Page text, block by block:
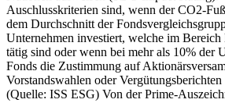
Auschlusskriterien sind, wenn der CO2-
dem Durchschnitt der
Unternehmen investiert, welche im Bereich
tätig sind oder wenn bei mehr als 10% der
Fonds die Zustimmung auf
Vorstandswahlen oder
(Quelle: ISS ESG) Von der Prime-